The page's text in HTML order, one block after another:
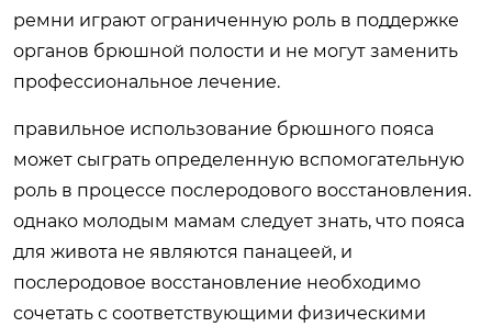
ремни играют ограниченную роль в поддержке
органов брюшной полости и не могут заменить
профессиональное лечение.
правильное использование брюшного пояса
может сыграть определенную вспомогательную
роль в процессе послеродового восстановления.
однако молодым мамам следует знать, что пояса
для живота не являются панацеей, и
послеродовое восстановление необходимо
сочетать с соответствующими физическими